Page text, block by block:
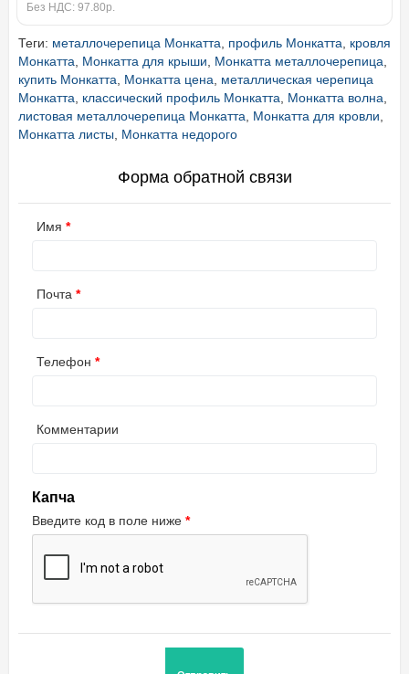
Без НДС: 97.80р.
Теги: металлочерепица Монкатта, профиль Монкатта, кровля
Монкатта, Монкатта для крыши, Монкатта металлочерепица,
купить Монкатта, Монкатта цена, металлическая черепица
Монкатта, классический профиль Монкатта, Монкатта волна,
листовая металлочерепица Монкатта, Монкатта для кровли,
Монкатта листы, Монкатта недорого
Форма обратной связи
Имя
Почта
Телефон
Комментарии
Капча
Введите код в поле ниже